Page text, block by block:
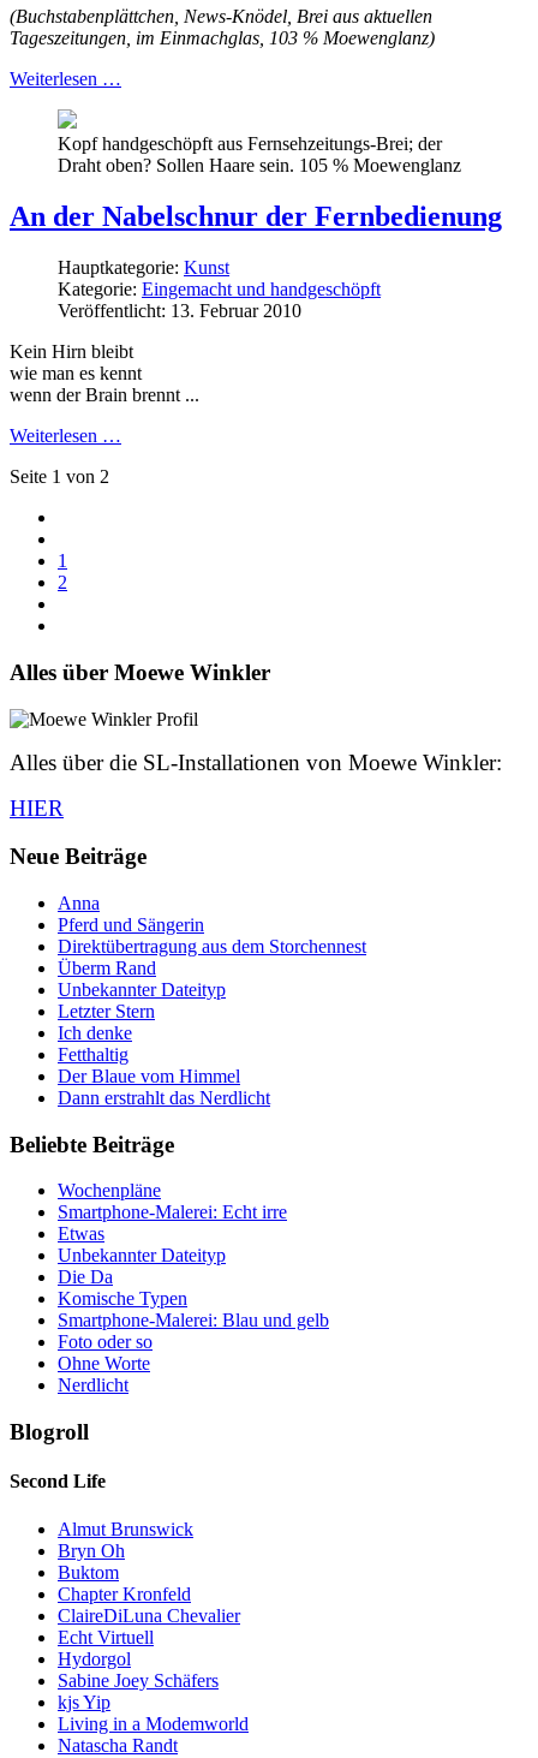
(Buchstabenplättchen, News-Knödel, Brei aus aktuellen
Tageszeitungen, im Einmachglas, 103 % Moewenglanz)
Weiterlesen …
Kopf handgeschöpft aus Fernsehzeitungs-Brei; der
Draht oben? Sollen Haare sein. 105 % Moewenglanz
An der Nabelschnur der Fernbedienung
Hauptkategorie: Kunst
Kategorie: Eingemacht und handgeschöpft
Veröffentlicht: 13. Februar 2010
Kein Hirn bleibt
wie man es kennt
wenn der Brain brennt ...
Weiterlesen …
Seite 1 von 2
1
2
Alles über Moewe Winkler
Alles über die SL-Installationen von Moewe Winkler:
HIER
Neue Beiträge
Anna
Pferd und Sängerin
Direktübertragung aus dem Storchennest
Überm Rand
Unbekannter Dateityp
Letzter Stern
Ich denke
Fetthaltig
Der Blaue vom Himmel
Dann erstrahlt das Nerdlicht
Beliebte Beiträge
Wochenpläne
Smartphone-Malerei: Echt irre
Etwas
Unbekannter Dateityp
Die Da
Komische Typen
Smartphone-Malerei: Blau und gelb
Foto oder so
Ohne Worte
Nerdlicht
Blogroll
Second Life
Almut Brunswick
Bryn Oh
Buktom
Chapter Kronfeld
ClaireDiLuna Chevalier
Echt Virtuell
Hydorgol
Sabine Joey Schäfers
kjs Yip
Living in a Modemworld
Natascha Randt